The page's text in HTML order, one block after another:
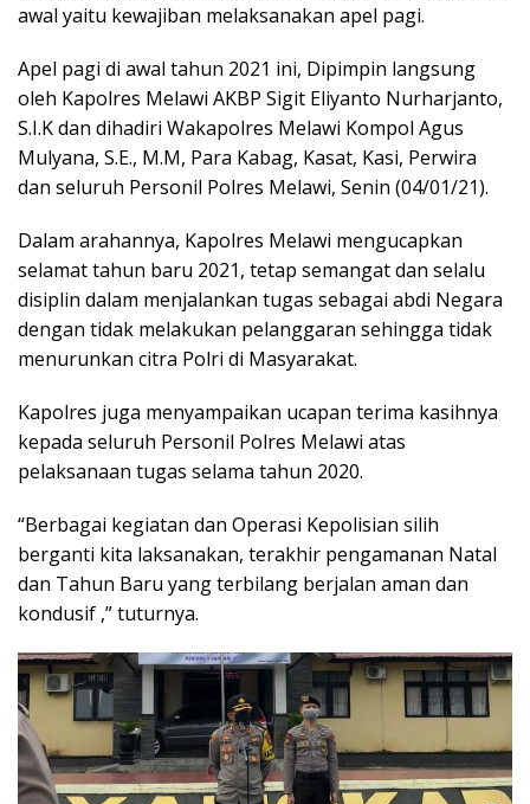
awal yaitu kewajiban melaksanakan apel pagi.
Apel pagi di awal tahun 2021 ini, Dipimpin langsung
oleh Kapolres Melawi AKBP Sigit Eliyanto Nurharjanto,
S.I.K dan dihadiri Wakapolres Melawi Kompol Agus
Mulyana, S.E., M.M, Para Kabag, Kasat, Kasi, Perwira
dan seluruh Personil Polres Melawi, Senin (04/01/21).
Dalam arahannya, Kapolres Melawi mengucapkan
selamat tahun baru 2021, tetap semangat dan selalu
disiplin dalam menjalankan tugas sebagai abdi Negara
dengan tidak melakukan pelanggaran sehingga tidak
menurunkan citra Polri di Masyarakat.
Kapolres juga menyampaikan ucapan terima kasihnya
kepada seluruh Personil Polres Melawi atas
pelaksanaan tugas selama tahun 2020.
“Berbagai kegiatan dan Operasi Kepolisian silih
berganti kita laksanakan, terakhir pengamanan Natal
dan Tahun Baru yang terbilang berjalan aman dan
kondusif ,” tuturnya.